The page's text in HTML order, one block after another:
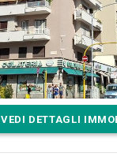
VEDI DETTAGLI